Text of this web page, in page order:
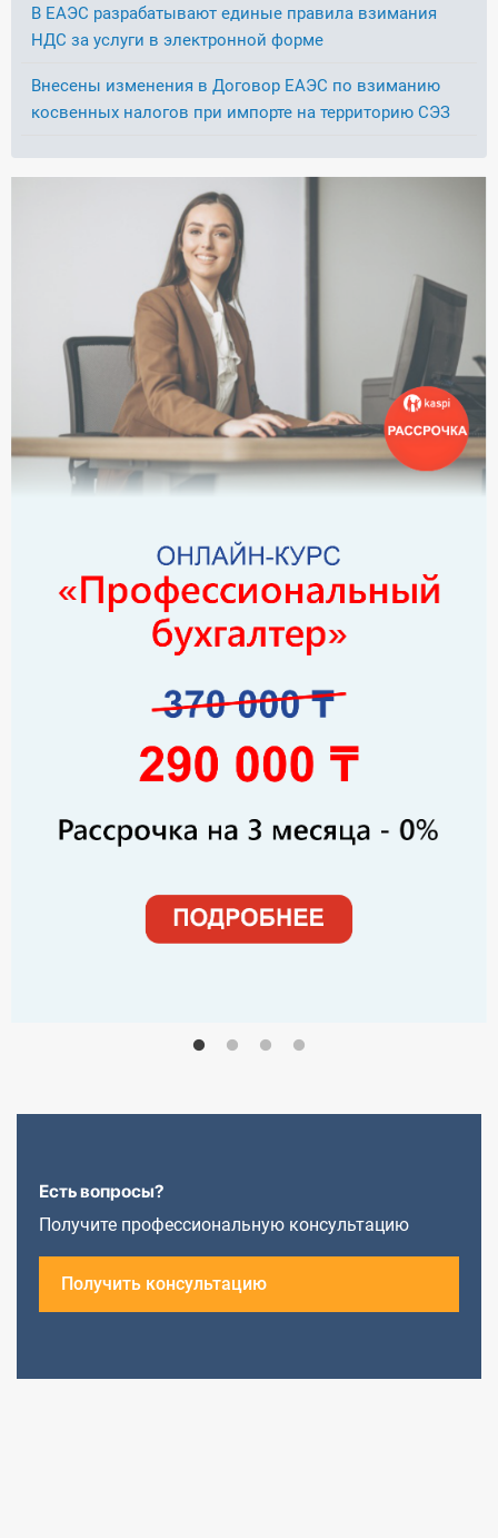
В ЕАЭС разрабатывают единые правила взимания
НДС за услуги в электронной форме
Внесены изменения в Договор ЕАЭС по взиманию
косвенных налогов при импорте на территорию СЭЗ
Есть вопросы?
Получите профессиональную консультацию
Получить консультацию